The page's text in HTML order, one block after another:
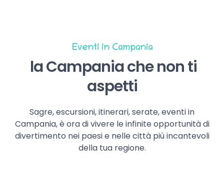
Eventi in Campania
la Campania che non ti
aspetti
Sagre, escursioni, itinerari, serate, eventi in
Campania, è ora di vivere le infinite opportunità di
divertimento nei paesi e nelle città più incantevoli
della tua regione.